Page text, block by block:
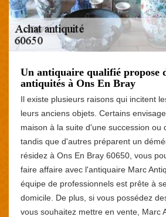
Un antiquaire qualifié propose
antiquités à Ons En Bray
Il existe plusieurs raisons qui incitent
leurs anciens objets. Certains
maison à la suite d'une succession ou
tandis que d'autres préparent un
résidez à Ons En Bray 60650, vous
faire affaire avec l'antiquaire Marc
équipe de professionnels est prête à
domicile. De plus, si vous possédez
vous souhaitez mettre en vente, Marc